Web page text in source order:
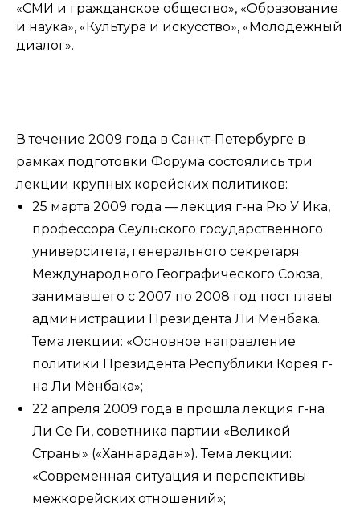
«СМИ и гражданское общество», «Образование
и наука», «Культура и искусство», «Молодежный
диалог».
В течение 2009 года в Санкт-Петербурге в
рамках подготовки Форума состоялись три
лекции крупных корейских политиков:
25 марта 2009 года — лекция г-на Рю У Ика,
профессора Сеульского государственного
университета, генерального секретаря
Международного Географического Союза,
занимавшего с 2007 по 2008 год пост главы
администрации Президента Ли Мёнбака.
Тема лекции: «Основное направление
политики Президента Республики Корея г-
на Ли Мёнбака»;
22 апреля 2009 года в прошла лекция г-на
Ли Се Ги, советника партии «Великой
Страны» («Ханнарадан»). Тема лекции:
«Современная ситуация и перспективы
межкорейских отношений»;